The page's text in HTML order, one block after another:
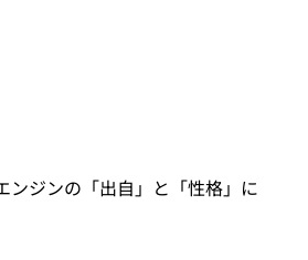
ンジンの「出自」と「性格」に